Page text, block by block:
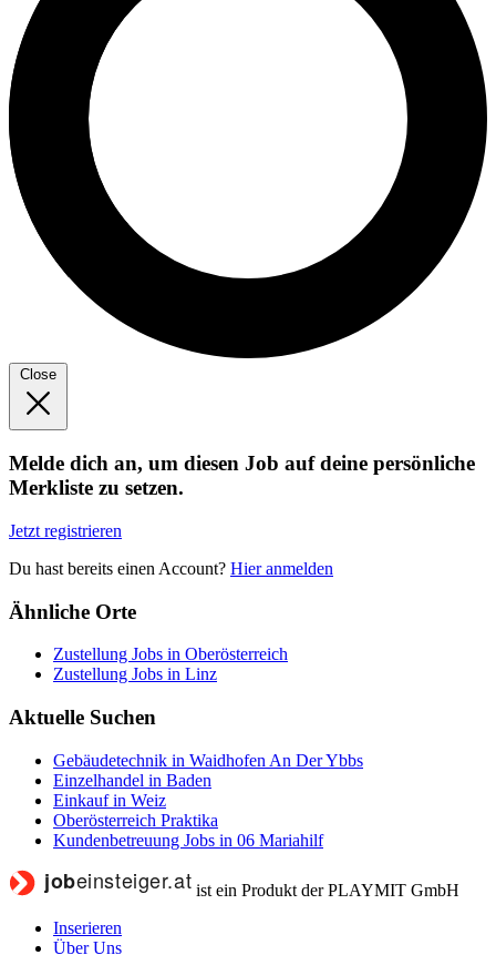
Close
Melde dich an, um diesen Job auf deine persönliche
Merkliste zu setzen.
Jetzt registrieren
Du hast bereits einen Account? Hier anmelden
Ähnliche Orte
Zustellung Jobs in Oberösterreich
Zustellung Jobs in Linz
Aktuelle Suchen
Gebäudetechnik in Waidhofen An Der Ybbs
Einzelhandel in Baden
Einkauf in Weiz
Oberösterreich Praktika
Kundenbetreuung Jobs in 06 Mariahilf
ist ein Produkt der PLAYMIT GmbH
Inserieren
Über Uns